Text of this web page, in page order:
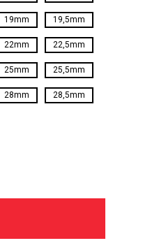
19mm 19,5mm
22mm 22,5mm
25mm 25,5mm
28mm 28,5mm